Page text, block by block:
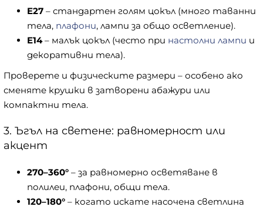
E27 – стандартен голям цокъл (много таванни
тела, плафони, лампи за общо осветление).
E14– малък цокъл (често при настолни лампи и
декоративни тела).
Проверете и физическите размери – особено ако
сменяте крушки в затворени абажури или
компактни тела.
3. Ъгъл на светене: равномерност или
акцент
270–360° – за равномерно осветяване в
полилеи, плафони, общи тела.
120–180° – когато искате насочена светлина